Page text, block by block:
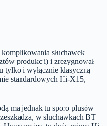
komplikowania słuchawek
produkcji) i zrezygnował
tylko i wyłącznie klasyczną
standardowych Hi-X15,
ma jednak tu sporo plusów
w słuchawkach BT